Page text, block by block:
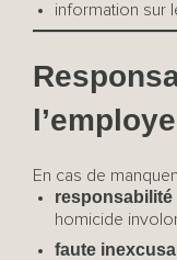
information sur
En cas de
responsabilité
homicide
faute